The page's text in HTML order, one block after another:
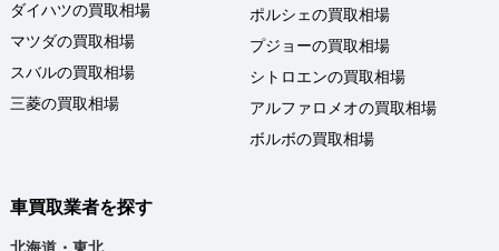
ダイハツの買取相場
マツダの買取相場
スバルの買取相場
三菱の買取相場
ポルシェの買取相場
プジョーの買取相場
シトロエンの買取相場
アルファロメオの買取相場
ボルボの買取相場
車買取業者を探す
北海道・東北